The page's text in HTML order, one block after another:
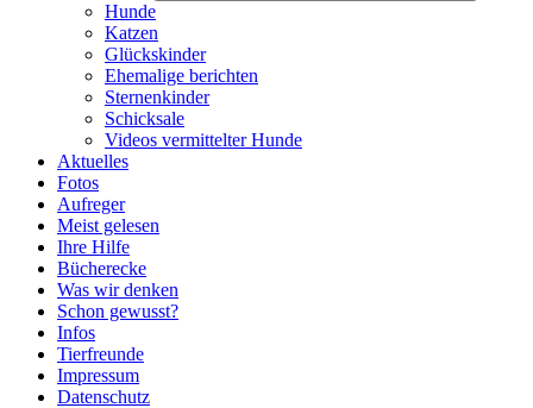
Hunde
Katzen
Glückskinder
Ehemalige berichten
Sternenkinder
Schicksale
Videos vermittelter Hunde
Aktuelles
Fotos
Aufreger
Meist gelesen
Ihre Hilfe
Bücherecke
Was wir denken
Schon gewusst?
Infos
Tierfreunde
Impressum
Datenschutz